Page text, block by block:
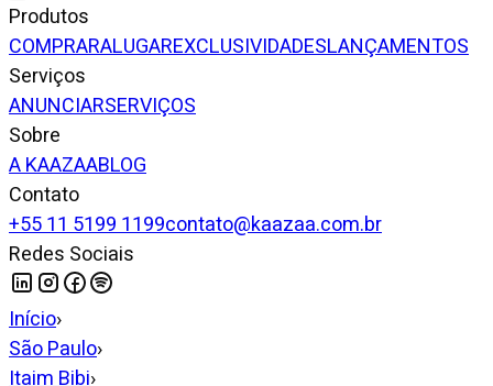
Produtos
COMPRARALUGAREXCLUSIVIDADESLANÇAMENTOS
Serviços
ANUNCIARSERVIÇOS
Sobre
A KAAZAABLOG
Contato
+55 11 5199 1199contato@kaazaa.com.br
Redes Sociais
Início›
São Paulo›
Itaim Bibi›